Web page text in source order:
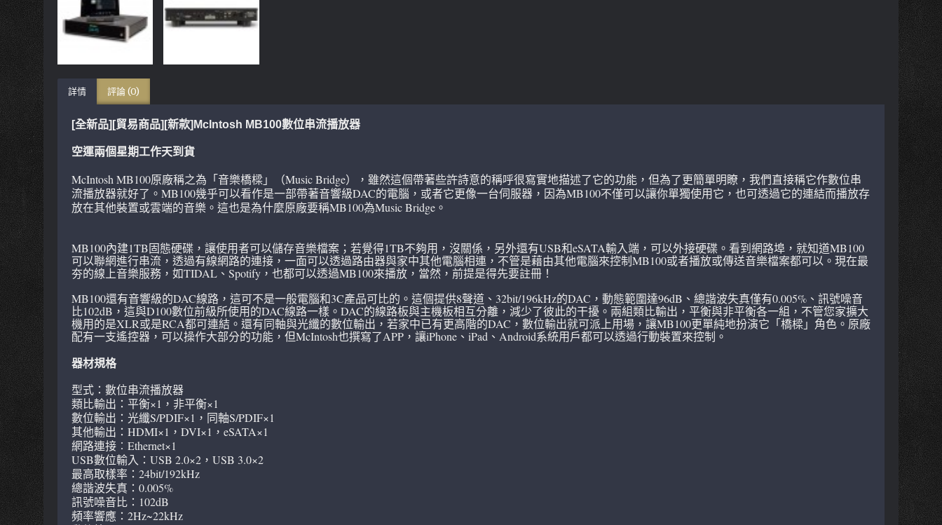
詳情 評論 (0)
[全新品][貿易商品][新款]McIntosh MB100數位串流播放器
空運兩個星期工作天到貨
McIntosh MB100原廠稱之為「音樂橋樑」（Music Bridge），雖然這個帶著些許詩意的稱呼很寫實地描述了它的功能，但為了更簡單明瞭，我們直接稱它作數位串
流播放器就好了。MB100幾乎可以看作是一部帶著音響級DAC的電腦，或者它更像一台伺服器，因為MB100不僅可以讓你單獨使用它，也可透過它的連結而播放存
放在其他裝置或雲端的音樂。這也是為什麼原廠要稱MB100為Music Bridge。
MB100內建1TB固態硬碟，讓使用者可以儲存音樂檔案；若覺得1TB不夠用，沒關係，另外還有USB和eSATA輸入端，可以外接硬碟。看到網路埠，就知道MB100
可以聯網進行串流，透過有線網路的連接，一面可以透過路由器與家中其他電腦相連，不管是藉由其他電腦來控制MB100或者播放或傳送音樂檔案都可以。現在最
夯的線上音樂服務，如TIDAL、Spotify，也都可以透過MB100來播放，當然，前提是得先要註冊！
MB100還有音響級的DAC線路，這可不是一般電腦和3C產品可比的。這個提供8聲道、32bit/196kHz的DAC，動態範圍達96dB、總諧波失真僅有0.005%、訊號噪音
比102dB，這與D100數位前級所使用的DAC線路一樣。DAC的線路板與主機板相互分離，減少了彼此的干擾。兩組類比輸出，平衡與非平衡各一組，不管您家擴大
機用的是XLR或是RCA都可連結。還有同軸與光纖的數位輸出，若家中已有更高階的DAC，數位輸出就可派上用場，讓MB100更單純地扮演它「橋樑」角色。原廠
配有一支遙控器，可以操作大部分的功能，但McIntosh也撰寫了APP，讓iPhone、iPad、Android系統用戶都可以透過行動裝置來控制。
器材規格
型式：數位串流播放器
類比輸出：平衡×1，非平衡×1
數位輸出：光纖S/PDIF×1，同軸S/PDIF×1
其他輸出：HDMI×1，DVI×1，eSATA×1
網路連接︰Ethernet×1
USB數位輸入：USB 2.0×2，USB 3.0×2
最高取樣率：24bit/192kHz
總諧波失真：0.005%
訊號噪音比：102dB
頻率響應：2Hz~22kHz